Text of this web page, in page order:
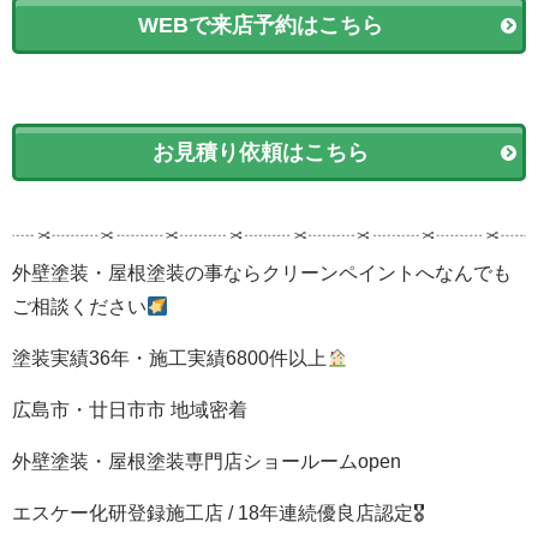
WEBで来店予約はこちら
お見積り依頼はこちら
外壁塗装・屋根塗装の事ならクリーンペイントへなんでも
ご相談ください
塗装実績36年・施工実績6800件以上
広島市・廿日市市 地域密着
外壁塗装・屋根塗装専門店ショールームopen
エスケー化研登録施工店 / 18年連続優良店認定🎖